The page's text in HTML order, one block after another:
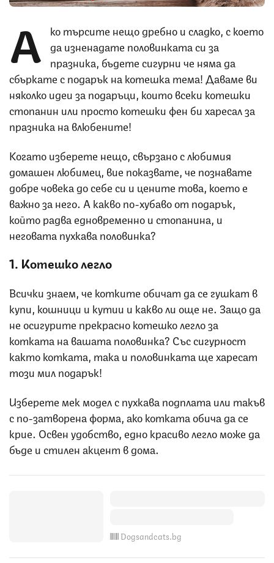
А
ко търсите нещо дребно и сладко, с което
да изненадате половинката си за
празника, бъдете сигурни че няма да
сбъркате с подарък на котешка тема! Даваме ви
няколко идеи за подаръци, които всеки котешки
стопанин или просто котешки фен би харесал за
празника на влюбените!
Когато изберете нещо, свързано с любимия
домашен любимец, вие показвате, че познавате
добре човека до себе си и цените това, което е
важно за него. А какво по-хубаво от подарък,
който радва едновременно и стопанина, и
неговата пухкава половинка?
1. Котешко легло
Всички знаем, че котките обичат да се гушкат в
купи, кошници и кутии и какво ли още не. Защо да
не осигурите прекрасно котешко легло за
котката на вашата половинка? Със сигурност
както котката, така и половинката ще харесат
този мил подарък!
Изберете мек модел с пухкава подплата или такъв
с по-затворена форма, ако котката обича да се
крие. Освен удобство, едно красиво легло може да
бъде и стилен акцент в дома.
Dogsandcats.bg